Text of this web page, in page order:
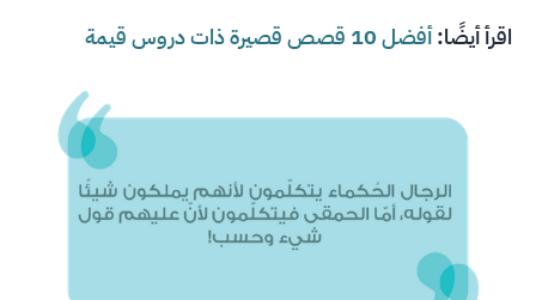
اقرأ أيضًا:أفضل 10 قصص قصيرة ذات دروس قيمة